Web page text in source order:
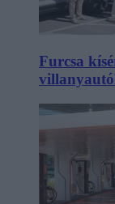
Furcsa